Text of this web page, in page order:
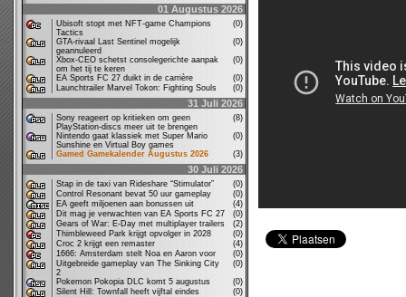
01 Augustus 2026
Ubisoft stopt met NFT-game Champions
Tactics
(0)
GTA-rivaal Last Sentinel mogelijk
geannuleerd
(0)
Xbox-CEO schetst consolegerichte aanpak
om het tij te keren
(0)
EA Sports FC 27 duikt in de carrière
(0)
Launchtrailer Marvel Tokon: Fighting Souls
(0)
31 Juli 2026
Sony reageert op kritieken om geen
PlayStation-discs meer uit te brengen
(8)
Nintendo gaat klassiek met Super Mario
Sunshine en Virtual Boy games
(0)
Gamed Gamekalender Augustus 2026
(3)
30 Juli 2026
Stap in de taxi van Rideshare “Stimulator”
(0)
Control Resonant bevat 50 uur gameplay
(0)
EA geeft miljoenen aan bonussen uit
(4)
Dit mag je verwachten van EA Sports FC 27
(0)
Gears of War: E-Day met multiplayer trailers
(2)
Thimbleweed Park krijgt opvolger in 2028
(0)
Croc 2 krijgt een remaster
(4)
1666: Amsterdam stelt Noa en Aaron voor
(0)
Uitgebreide gameplay van The Sinking City
2
(0)
Pokemon Pokopia DLC komt 5 augustus
(0)
Silent Hill: Townfall heeft vijftal eindes
(0)